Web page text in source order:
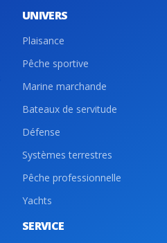
UNIVERS
Plaisance
Pêche sportive
Marine marchande
Bateaux de servitude
Défense
Systèmes terrestres
Pêche professionnelle
Yachts
SERVICE